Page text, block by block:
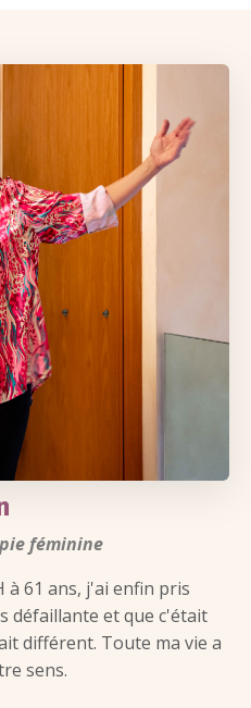
féminine
à 61 ans, j'ai enfin pris
défaillante et que c'était
différent. Toute ma vie a
sens.